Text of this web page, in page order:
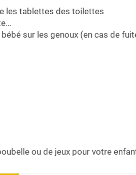
les tablettes des toilettes
sur les genoux (en cas de
ou de jeux pour votre